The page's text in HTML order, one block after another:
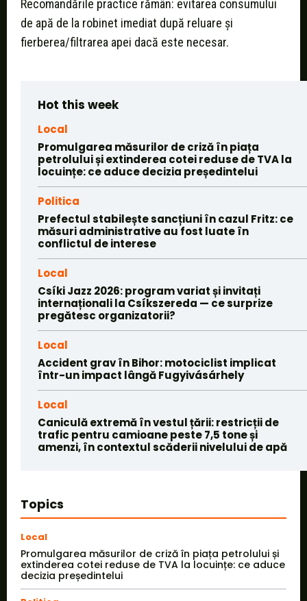
Recomandările practice rămân: evitarea consumului
de apă de la robinet imediat după reluare și
fierberea/filtrarea apei dacă este necesar.
Hot this week
Local
Promulgarea măsurilor de criză în piața
petrolului și extinderea cotei reduse de TVA la
locuințe: ce aduce decizia președintelui
Politica
Prefectul stabilește sancțiuni în cazul Fritz: ce
măsuri administrative au fost luate în
conflictul de interese
Local
Csíki Jazz 2026: program variat și invitați
internaționali la Csíkszereda — ce surprize
pregătesc organizatorii?
Local
Accident grav în Bihor: motociclist implicat
într-un impact lângă Fugyivásárhely
Local
Caniculă extremă în vestul țării: restricții de
trafic pentru camioane peste 7,5 tone și
amenzi, în contextul scăderii nivelului de apă
Topics
Local
Promulgarea măsurilor de criză în piața petrolului și
extinderea cotei reduse de TVA la locuințe: ce aduce
decizia președintelui